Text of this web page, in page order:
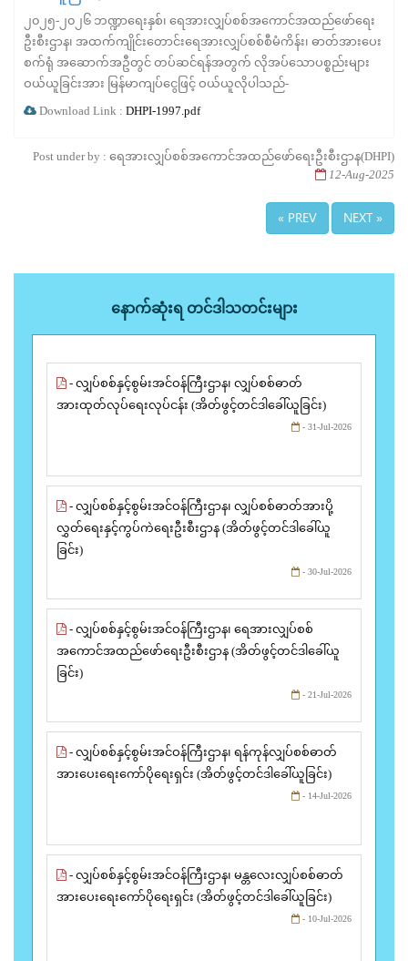
၂၀၂၅-၂၀၂၆ ဘဏ္ဍာရေးနှစ်၊ ရေအားလျှပ်စစ်အကောင်အထည်ဖော်ရေး
ဦးစီးဌာန၊ အထက်ကျိုင်းတောင်းရေအားလျှပ်စစ်စီမံကိန်း၊ ဓာတ်အားပေး
စက်ရုံ အဆောက်အဦတွင် တပ်ဆင်ရန်အတွက် လိုအပ်သောပစ္စည်းများ
ဝယ်ယူခြင်းအား မြန်မာကျပ်ငွေဖြင့် ဝယ်ယူလိုပါသည်-
Download Link : DHPI-1997.pdf
Post under by : ရေအားလျှပ်စစ်အကောင်အထည်ဖော်ရေးဦးစီးဌာန(DHPI)
12-Aug-2025
« PREV NEXT »
နောက်ဆုံးရ တင်ဒါသတင်းများ
- လျှပ်စစ်နှင့်စွမ်းအင်ဝန်ကြီးဌာန၊ လျှပ်စစ်ဓာတ်
အားထုတ်လုပ်ရေးလုပ်ငန်း (အိတ်ဖွင့်တင်ဒါခေါ်ယူခြင်း)
- 31-Jul-2026
- လျှပ်စစ်နှင့်စွမ်းအင်ဝန်ကြီးဌာန၊ လျှပ်စစ်ဓာတ်အားပို့
လွှတ်ရေးနှင့်ကွပ်ကဲရေးဦးစီးဌာန (အိတ်ဖွင့်တင်ဒါခေါ်ယူ
ခြင်း)
- 30-Jul-2026
- လျှပ်စစ်နှင့်စွမ်းအင်ဝန်ကြီးဌာန၊ ရေအားလျှပ်စစ်
အကောင်အထည်ဖော်ရေးဦးစီးဌာန (အိတ်ဖွင့်တင်ဒါခေါ်ယူ
ခြင်း)
- 21-Jul-2026
- လျှပ်စစ်နှင့်စွမ်းအင်ဝန်ကြီးဌာန၊ ရန်ကုန်လျှပ်စစ်ဓာတ်
အားပေးရေးကော်ပိုရေးရှင်း (အိတ်ဖွင့်တင်ဒါခေါ်ယူခြင်း)
- 14-Jul-2026
- လျှပ်စစ်နှင့်စွမ်းအင်ဝန်ကြီးဌာန၊ မန္တလေးလျှပ်စစ်ဓာတ်
အားပေးရေးကော်ပိုရေးရှင်း (အိတ်ဖွင့်တင်ဒါခေါ်ယူခြင်း)
- 10-Jul-2026